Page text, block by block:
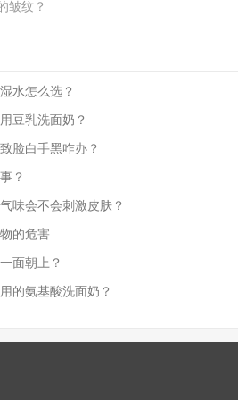
皱纹？
水怎么选？
豆乳洗面奶？
脸白手黑咋办？
？
味会不会刺激皮肤？
的危害
面朝上？
的氨基酸洗面奶？